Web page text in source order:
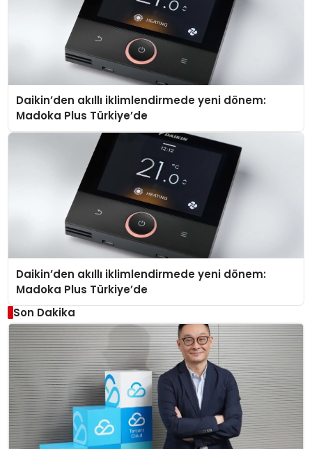
Daikin’den akıllı iklimlendirmede yeni dönem:
Madoka Plus Türkiye’de
Daikin’den akıllı iklimlendirmede yeni dönem:
Madoka Plus Türkiye’de
Son Dakika